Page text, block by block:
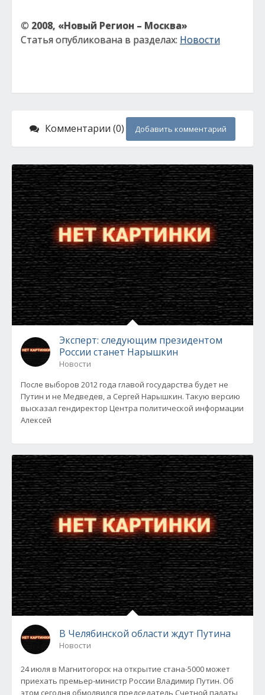
© 2008, «Новый Регион – Москва»
Статья опубликована в разделах: Новости
Комментарии (0) Добавить комментарий
Эксперт: следующим президентом
России станет Нарышкин
Новости
После выборов 2012 года главой государства будет не
Путин и не Медведев, а Сергей Нарышкин. Такую версию
высказал гендиректор Центра политической информации
Алексей
В Челябинской области ждут Путина
Новости
24 июля в Магнитогорск на открытие стана-5000 может
приехать премьер-министр России Владимир Путин. Об
этом сегодня обмолвился председатель Счетной палаты